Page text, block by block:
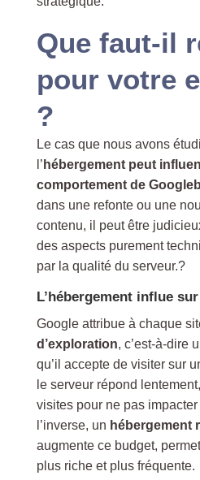
Que faut-il
pour votre
?
Le cas que nous avons
l’ hébergement peut
comportement de
dans une refonte ou une
contenu, il peut être
des aspects purement
par la qualité du serveur.?
L’hébergement influe
Google attribue à chaque
d’exploration, c’est-à-dire
qu’il accepte de visiter sur
le serveur répond
visites pour ne pas
l’inverse, un hébergement
augmente ce budget,
plus riche et plus fréquente.